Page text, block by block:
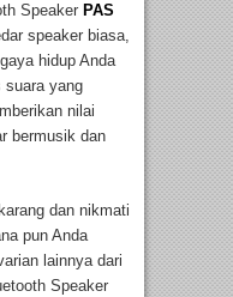
Speaker PAS
speaker biasa,
hidup Anda
suara yang
nilai
bermusik dan
dan nikmati
pun Anda
lainnya dari
Speaker